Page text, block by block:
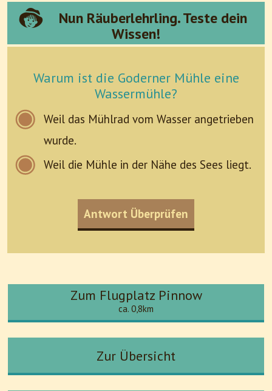
Nun Räuberlehrling. Teste dein
Wissen!
Warum ist die Goderner Mühle eine
Wassermühle?
Weil das Mühlrad vom Wasser angetrieben
wurde.
Weil die Mühle in der Nähe des Sees liegt.
Antwort Überprüfen
Zum Flugplatz Pinnow
ca. 0,8km
Zur Übersicht